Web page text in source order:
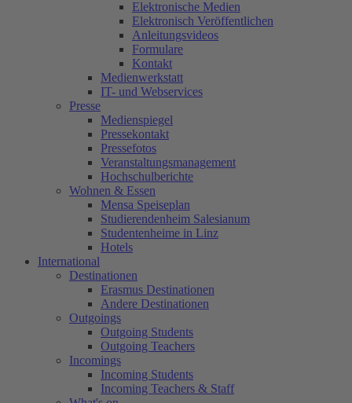
Elektronische Medien
Elektronisch Veröffentlichen
Anleitungsvideos
Formulare
Kontakt
Medienwerkstatt
IT- und Webservices
Presse
Medienspiegel
Pressekontakt
Pressefotos
Veranstaltungsmanagement
Hochschulberichte
Wohnen & Essen
Mensa Speiseplan
Studierendenheim Salesianum
Studentenheime in Linz
Hotels
International
Destinationen
Erasmus Destinationen
Andere Destinationen
Outgoings
Outgoing Students
Outgoing Teachers
Incomings
Incoming Students
Incoming Teachers & Staff